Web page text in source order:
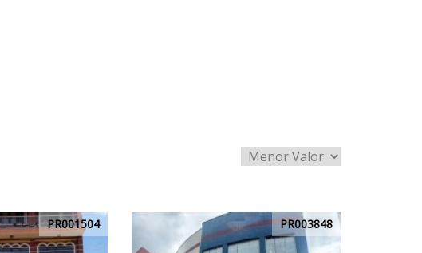
PR001504 PR003848